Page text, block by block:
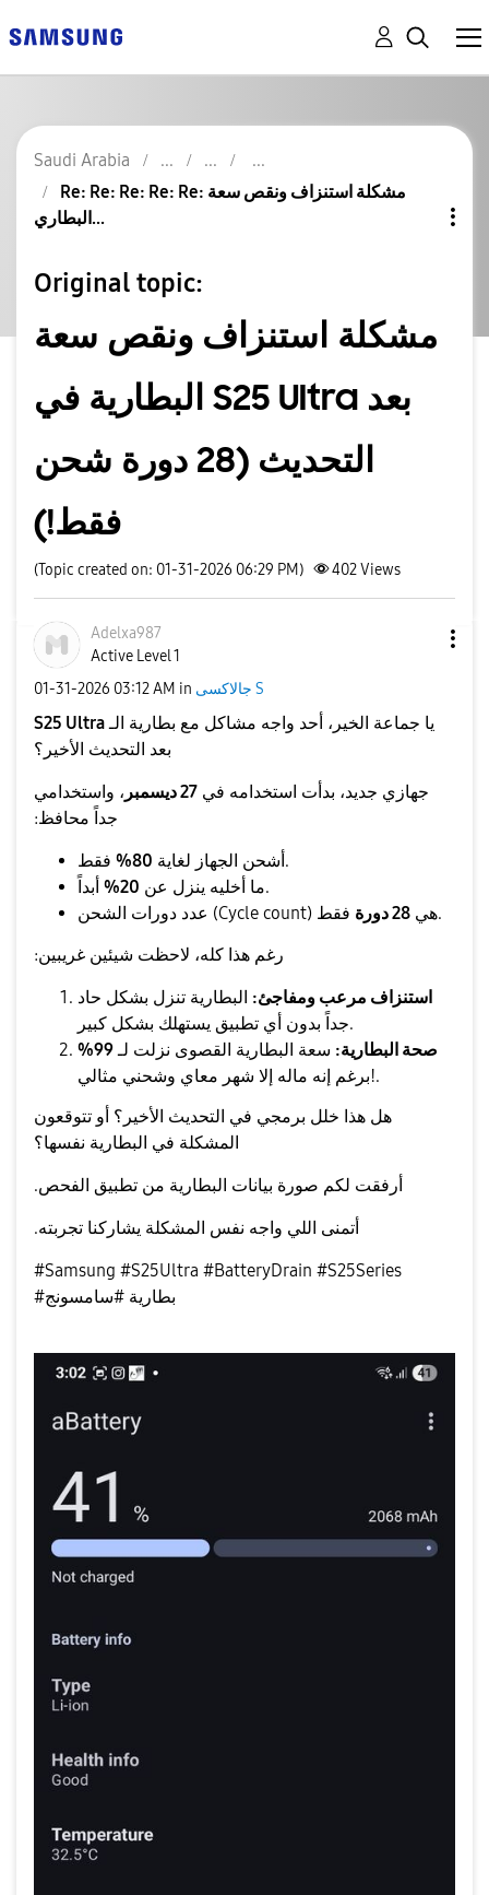
Saudi Arabia
Re: Re: Re: Re: Re: مشكلة استنزاف ونقص سعة
البطاري...
Original topic:
مشكلة استنزاف ونقص سعة
البطارية في S25 Ultra بعد
التحديث (28 دورة شحن
فقط!)
(Topic created on: 01-31-2026 06:29 PM) 402Views
Adelxa987
Active Level 1
‎01-31-2026 03:12 AM in جالاكسى S
​يا جماعة الخير، أحد واجه مشاكل مع بطارية الـS25 Ultra
بعد التحديث الأخير؟
​جهازي جديد، بدأت استخدامه في 27 ديسمبر
، واستخدامي
جداً محافظ:
​أشحن الجهاز لغاية 80%
فقط.
​ما أخليه ينزل عن 20%
أبداً.
​عدد دورات الشحن (Cycle count) هي 28 دورة
فقط.
​رغم هذا كله، لاحظت شيئين غريبين:
استنزاف مرعب ومفاجئ: البطارية تنزل بشكل حاد
جداً بدون أي تطبيق يستهلك بشكل كبير.
صحة البطارية: سعة البطارية القصوى نزلت لـ 99%
برغم إنه ماله إلا شهر معاي وشحني مثالي!.
​هل هذا خلل برمجي في التحديث الأخير؟ أو تتوقعون
المشكلة في البطارية نفسها؟
أرفقت لكم صورة بيانات البطارية من تطبيق الفحص.
​أتمنى اللي واجه نفس المشكلة يشاركنا تجربته.
​#Samsung #S25Ultra #BatteryDrain #S25Series
#بطارية #سامسونج